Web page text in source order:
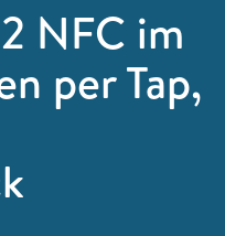
NFC im
per Tap,